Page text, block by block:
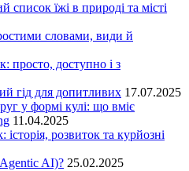
їжі в природі та місті
словами, види й
просто, доступно і з
гід для допитливих 17.07.2025
у формі кулі: що вміє
11.04.2025
розвиток та курйозні
AI)? 25.02.2025